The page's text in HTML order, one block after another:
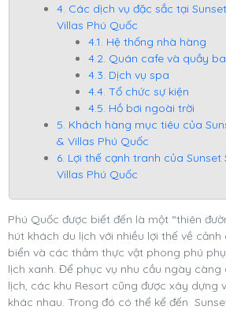
4. Các dịch vụ đặc sắc tại
Villas Phú Quốc
4.1. Hệ thống nhà hàng
4.2. Quán cafe và quầy
4.3. Dịch vụ spa
4.4. Tổ chức sự kiện
4.5. Hồ bơi ngoài trời
5. Khách hàng mục tiêu của
& Villas Phú Quốc
6. Lợi thế cạnh tranh của
Villas Phú Quốc
Phú Quốc được biết đến là một “thiên
hút khách du lịch với nhiều lợi thế về cảnh
biển và các thảm thực vật phong phú
lịch xanh. Để phục vụ nhu cầu ngày
lịch, các khu Resort cũng được xây dựng
khác nhau. Trong đó có thể kể đến